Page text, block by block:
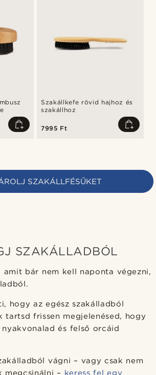
Szakállkefe rövid hajhoz és
szakállhoz
7995 Ft
SZAKÁLLFÉSŰKET
SZAKÁLLADBÓL
amit bár nem kell naponta végezni,
hogy az egész szakálladból
tartsd frissen megjelenésed, hogy
és felső orcáid
vágni – vagy csak nem
megcsinálni – keress fel egy